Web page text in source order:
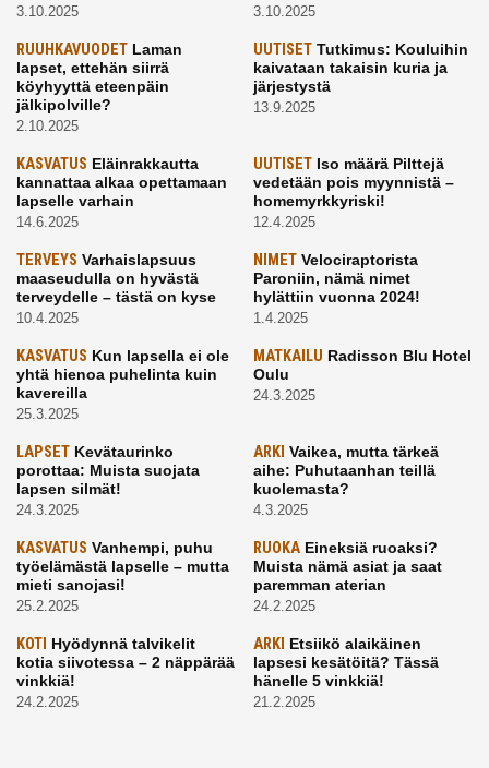
3.10.2025 3.10.2025
RUUHKAVUODET Laman
lapset, ettehän siirrä
köyhyyttä eteenpäin
jälkipolville?
2.10.2025
UUTISETTutkimus: Kouluihin
kaivataan takaisin kuria ja
järjestystä
13.9.2025
KASVATUS Eläinrakkautta
kannattaa alkaa opettamaan
lapselle varhain
14.6.2025
UUTISETIso määrä Pilttejä
vedetään pois myynnistä –
homemyrkkyriski!
12.4.2025
TERVEYS Varhaislapsuus
maaseudulla on hyvästä
terveydelle – tästä on kyse
10.4.2025
NIMETVelociraptorista
Paroniin, nämä nimet
hylättiin vuonna 2024!
1.4.2025
KASVATUS Kun lapsella ei ole
yhtä hienoa puhelinta kuin
kavereilla
25.3.2025
MATKAILU Radisson Blu Hotel
Oulu
24.3.2025
LAPSET Kevätaurinko
porottaa: Muista suojata
lapsen silmät!
24.3.2025
ARKI Vaikea, mutta tärkeä
aihe: Puhutaanhan teillä
kuolemasta?
4.3.2025
KASVATUS Vanhempi, puhu
työelämästä lapselle – mutta
mieti sanojasi!
25.2.2025
RUOKAEineksiä ruoaksi?
Muista nämä asiat ja saat
paremman aterian
24.2.2025
KOTI Hyödynnä talvikelit
kotia siivotessa – 2 näppärää
vinkkiä!
24.2.2025
ARKI Etsiikö alaikäinen
lapsesi kesätöitä? Tässä
hänelle 5 vinkkiä!
21.2.2025